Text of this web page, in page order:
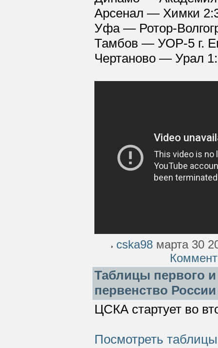
Арсенал — Химки
Уфа — Ротор-
Тамбов — УОР-5 г.
Чертаново — Урал
cska98 марта 30
Таблицы первого
первенство России
ЦСКА стартует во
Посмотреть таблицы